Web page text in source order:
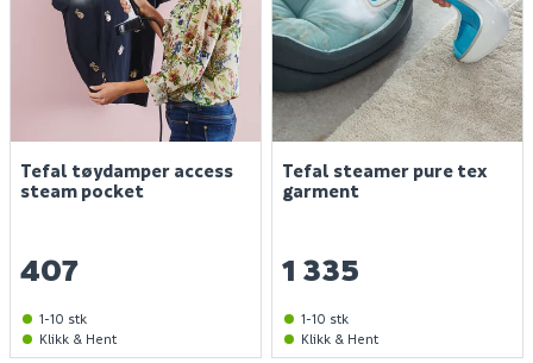
Tefal tøydamper access
steam pocket
407
1-10 stk
Klikk & Hent
Tefal steamer pure tex
garment
1 335
1-10 stk
Klikk & Hent